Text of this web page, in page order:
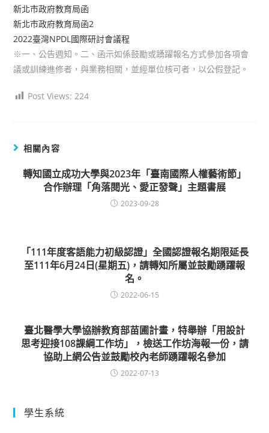
新北市政府教育局函
新北市政府教育局函2
2022臺灣NPDL國際研討會議程
※一、公告週知。二、函示如係鼓勵或踴躍報名方式參加各項會
議或訓練進修者，與業務相關，並經單位核可者，以公假登記。
Post Views: 224
相關內容
轉知國立成功大學與2023年「臺南國際人權藝術節」
合作辦理「角落閱光、愛正發聲」主題書展
2023-09-28
「111年度客語能力初級認證」全國認證報名期限延長
至111年6月24日(星期五)，請轉知所屬並鼓勵踴躍報
名。
2022-06-15
臺北醫學大學協辦教育部苗圃計畫，特舉辦「用設計
思考迎接108課綱工作坊」，檢送工作坊海報一份，請
協助上網公告並鼓勵校內老師踴躍報名參加
2022-07-13
學生系統